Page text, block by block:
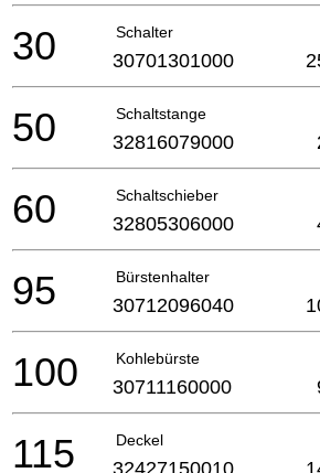
Schalter
30 30701301000
Schaltstange
50 32816079000
Schaltschieber
60 32805306000
Bürstenhalter
95 30712096040
Kohlebürste
100 30711160000
Deckel
115 32427150010